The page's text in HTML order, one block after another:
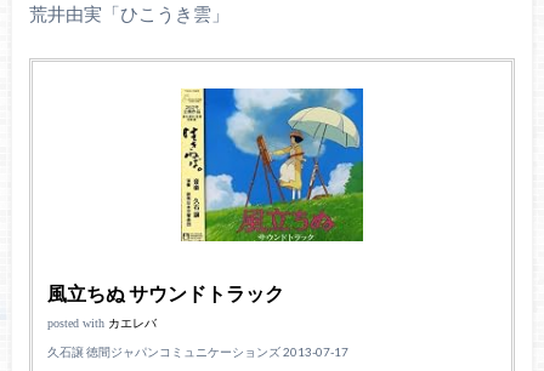
荒井由実「ひこうき雲」
風立ちぬ サウンドトラック
posted with カエレバ
久石譲 徳間ジャパンコミュニケーションズ 2013-07-17